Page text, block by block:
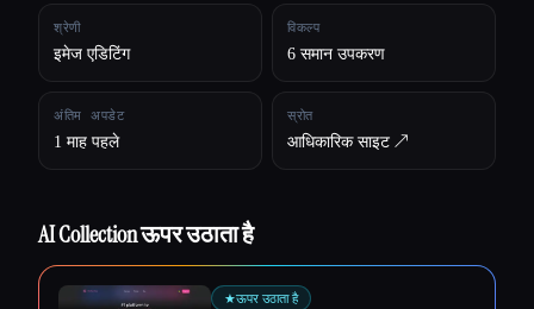
Esc
श्रेणी
इमेज एडिटिंग
विकल्प
6 समान उपकरण
अंतिम अपडेट
1 माह पहले
स्रोत
आधिकारिक साइट ↗︎
AI Collection ऊपर उठाता है
★ऊपर उठाता है